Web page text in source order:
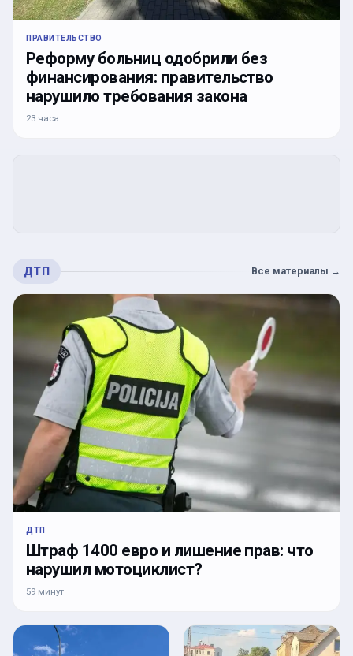
ПРАВИТЕЛЬСТВО
Реформу больниц одобрили без
финансирования: правительство
нарушило требования закона
23 часа
ДТП Все материалы →
ДТП
Штраф 1400 евро и лишение прав: что
нарушил мотоциклист?
59 минут